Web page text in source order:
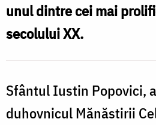
unul dintre cei mai
secolului XX.
Sfântul Iustin Popovici,
duhovnicul Mănăstirii